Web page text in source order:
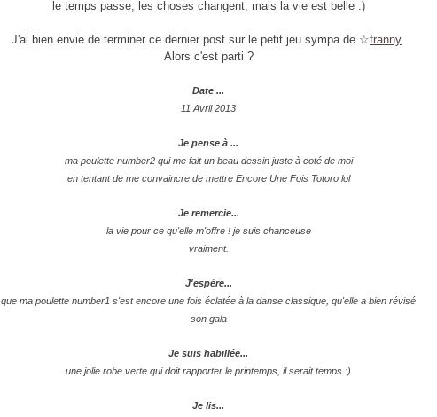
le temps passe, les choses changent, mais la vie est belle :)
J'ai bien envie de terminer ce dernier post sur le petit jeu sympa de ☆franny
Alors c'est parti ?
Date ...
11 Avril 2013
Je pense à ...
ma poulette number2 qui me fait un beau dessin juste à coté de moi
en tentant de me convaincre de mettre Encore Une Fois Totoro lol
Je remercie...
la vie pour ce qu'elle m'offre ! je suis chanceuse
vraiment.
J'espère...
que ma poulette number1 s'est encore une fois éclatée à la danse classique, qu'elle a bien révisé
son gala
Je suis habillée...
une jolie robe verte qui doit rapporter le printemps, il serait temps :)
Je lis...